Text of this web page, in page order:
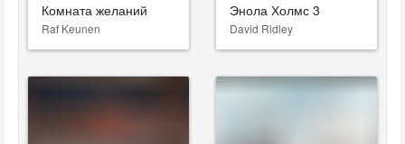
Комната желаний
Raf Keunen
Энола Холмс 3
David Ridley